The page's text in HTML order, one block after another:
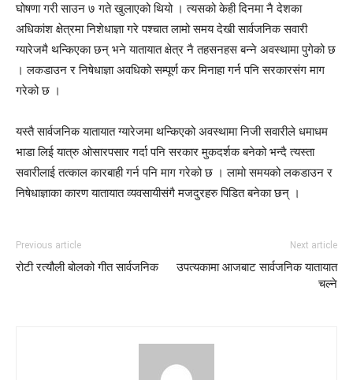
घोषणा गरी साउन ७ गते खुलाएको थियो । त्यसको केही दिनमा नै देशका
अधिकांश क्षेत्रमा निशेधाज्ञा गरे पश्चात लामो समय देखी सार्वजनिक सवारी
ग्यारेजमै थन्किएका छन् भने यातायात क्षेत्र नै तहसनहस बन्ने अवस्थामा पुगेको छ
। लकडाउन र निषेधाज्ञा अवधिको सम्पूर्ण कर मिनाहा गर्न पनि सरकारसंग माग
गरेको छ ।
यस्तै सार्वजनिक यातायात ग्यारेजमा थन्किएको अवस्थामा निजी सवारीले धमाधम
भाडा लिई यात्रु ओसारपसार गर्दा पनि सरकार मुकदर्शक बनेको भन्दै त्यस्ता
सवारीलाई तत्काल कारबाही गर्न पनि माग गरेको छ । लामो समयको लकडाउन र
निषेधाज्ञाका कारण यातायात व्यवसायीसंगै मजदुरहरु पिडित बनेका छन् ।
Previous article
रोटी रत्यौली बोलको गीत सार्वजनिक
Next article
उपत्यकामा आजबाट सार्वजनिक यातायात
चल्ने